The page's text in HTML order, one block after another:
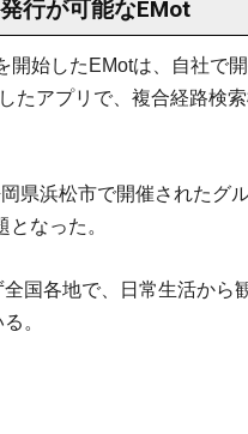
行が可能なEMot
開始したEMotは、自社で
たアプリで、複合経路検
県浜松市で開催されたグ
なった。
国各地で、日常生活から
。